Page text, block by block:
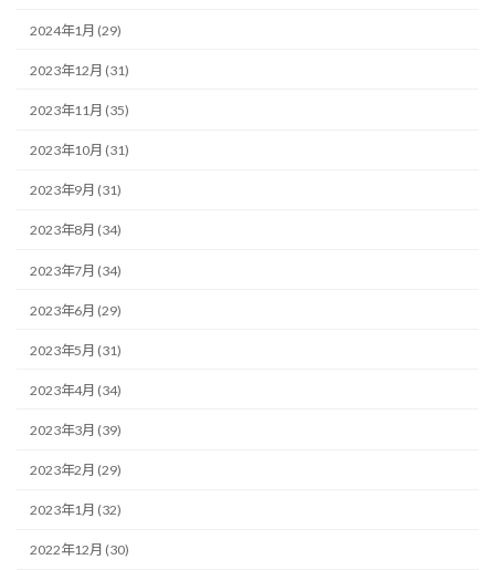
2024年1月 (29)
2023年12月 (31)
2023年11月 (35)
2023年10月 (31)
2023年9月 (31)
2023年8月 (34)
2023年7月 (34)
2023年6月 (29)
2023年5月 (31)
2023年4月 (34)
2023年3月 (39)
2023年2月 (29)
2023年1月 (32)
2022年12月 (30)